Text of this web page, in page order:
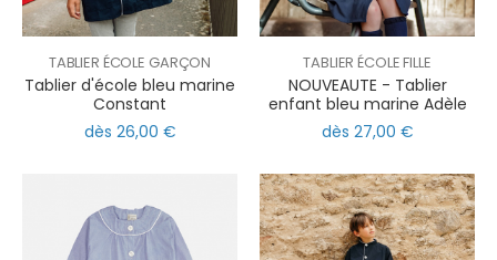
TABLIER ÉCOLE GARÇON
Tablier d'école bleu marine
Constant
dès 26,00 €
TABLIER ÉCOLE FILLE
NOUVEAUTE - Tablier
enfant bleu marine Adèle
dès 27,00 €